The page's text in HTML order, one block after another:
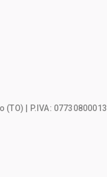
(TO) | P.IVA: 07730800013